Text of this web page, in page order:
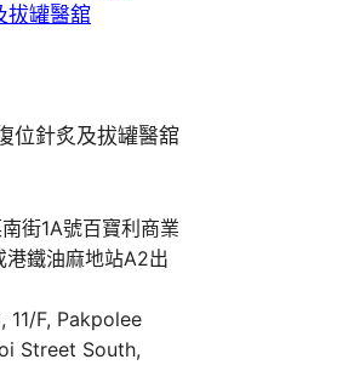
拔罐醫舘
街1A號百寶利商業
鐵油麻地站A2出
F, Pakpolee
Street South,